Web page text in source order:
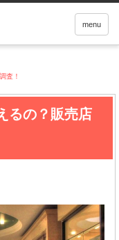
menu
査！
るの？販売店